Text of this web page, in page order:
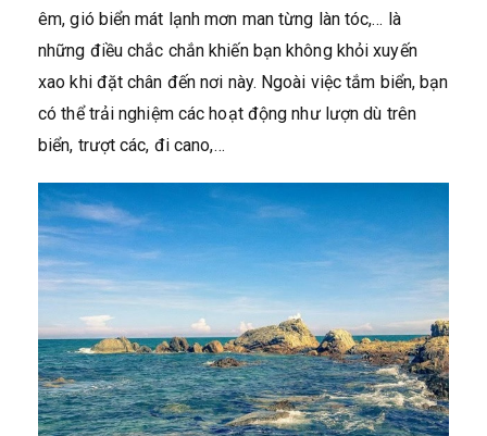
êm, gió biển mát lạnh mơn man từng làn tóc,… là
những điều chắc chắn khiến bạn không khỏi xuyến
xao khi đặt chân đến nơi này. Ngoài việc tắm biển, bạn
có thể trải nghiệm các hoạt động như lượn dù trên
biển, trượt các, đi cano,…